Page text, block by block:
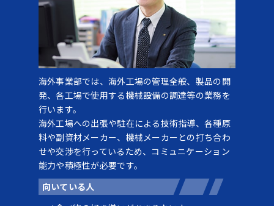
海外事業部では、海外工場の管理全般、製品の開
発、各工場で使用する機械設備の調達等の業務を
行います。
海外工場への出張や駐在による技術指導、各種原
料や副資材メーカー、機械メーカーとの打ち合わ
せや交渉を行っているため、コミュニケーション
能力や積極性が必要です。
向いている人